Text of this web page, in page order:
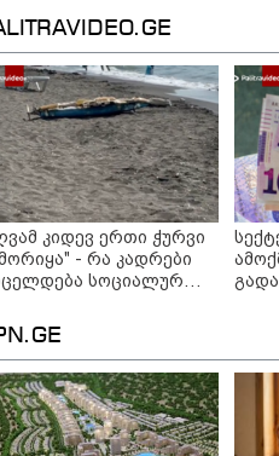
კიდევ ერთი ჭურვი
- რა კადრები
სოციალურ